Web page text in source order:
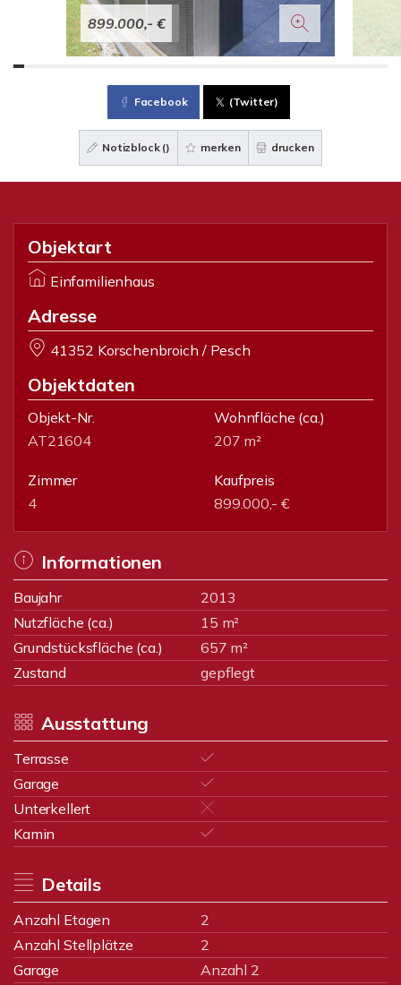
899.000,- €
Facebook (Twitter)
Notizblock () merken drucken
Objektart
Einfamilienhaus
Adresse
41352 Korschenbroich / Pesch
Objektdaten
Objekt-Nr.
AT21604
Wohnfläche (ca.)
207 m²
Zimmer
4
Kaufpreis
899.000,- €
Informationen
Baujahr
2013
Nutzfläche (ca.)
15 m²
Grundstücksfläche (ca.)
657 m²
Zustand
gepflegt
Ausstattung
Terrasse
Garage
Unterkellert
Kamin
Details
Anzahl Etagen
2
Anzahl Stellplätze
2
Garage
Anzahl 2